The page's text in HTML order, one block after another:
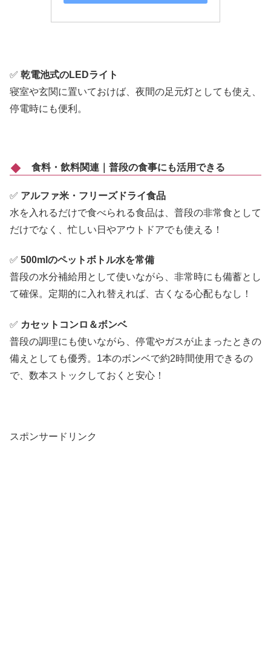
✅ 乾電池式のLEDライト
寝室や玄関に置いておけば、夜間の足元灯としても使え、
停電時にも便利。
食料・飲料関連｜普段の食事にも活用できる
✅ アルファ米・フリーズドライ食品
水を入れるだけで食べられる食品は、普段の非常食として
だけでなく、忙しい日やアウトドアでも使える！
✅ 500mlのペットボトル水を常備
普段の水分補給用として使いながら、非常時にも備蓄とし
て確保。定期的に入れ替えれば、古くなる心配もなし！
✅ カセットコンロ＆ボンベ
普段の調理にも使いながら、停電やガスが止まったときの
備えとしても優秀。1本のボンベで約2時間使用できるの
で、数本ストックしておくと安心！
スポンサードリンク